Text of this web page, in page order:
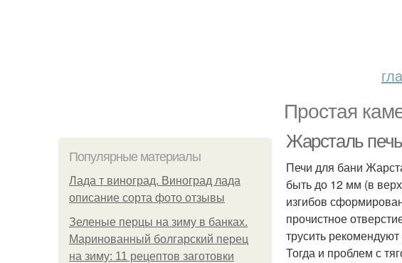
Простая
Популярные материалы
Лада т виноград. Виноград лада
описание сорта фото отзывы
Зеленые перцы на зиму в банках.
Маринованный болгарский перец
на зиму: 11 рецептов заготовки
Жарсталь
Печи для бани
быть до 12 мм (в
изгибов
прочистное
трусить
Тогда и проблем с